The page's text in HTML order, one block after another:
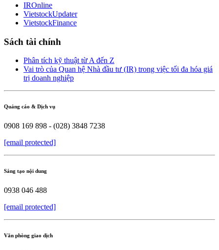
IROnline
VietstockUpdater
VietstockFinance
Sách tài chính
Phân tích kỹ thuật từ A đến Z
Vai trò của Quan hệ Nhà đầu tư (IR) trong việc tối đa hóa giá
trị doanh nghiệp
Quảng cáo & Dịch vụ
0908 169 898 - (028) 3848 7238
[email protected]
Sáng tạo nội dung
0938 046 488
[email protected]
Văn phòng giao dịch